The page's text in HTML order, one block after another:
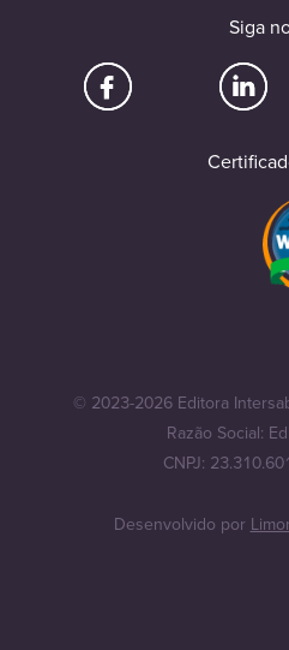
Siga
© 2023-2026 Editora
Razão Social:
CNPJ:
Desenvolvido por